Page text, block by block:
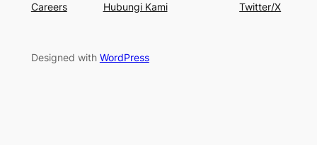
Careers
Hubungi Kami
Twitter/X
Designed with WordPress